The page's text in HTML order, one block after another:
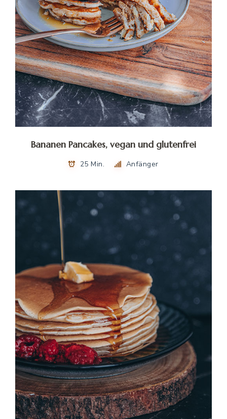
Bananen Pancakes, vegan und glutenfrei
25 Min. Anfänger